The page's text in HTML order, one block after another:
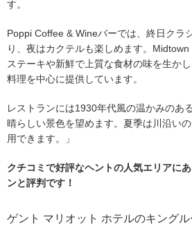
す。
Poppi Coffee & Wineバーでは、終日クラ
り、夜はカクテルも楽しめます。 Midtown
ステーキや新鮮で上質な食材の味を生か
料理を中心に提供しています。
レストランには1930年代風の温かみのあ
晴らしい景色を望めます。夏季は川沿い
用できます。」
クチコミで好評なヘントの人気エリアに
ンと評判です！
ゲント マリオット ホテルのキング